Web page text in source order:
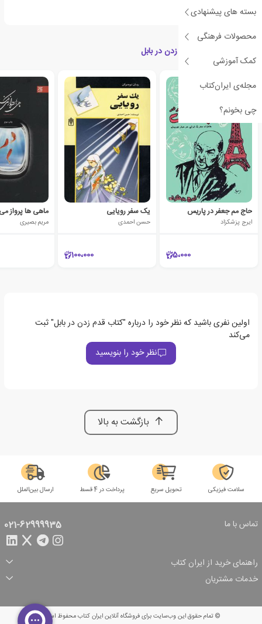
بسته های پیشنهادی
محصولات فرهنگی
کمک آموزشی
مجله‌ی ایران‌کتاب
چی بخونم؟
ادبیات ایران
کتاب های مرتبط با قدم زدن در بابل
حاج مم جعفر در پاریس
ایرج پزشکزاد
5،000
یک سفر رویایی
حسن احمدی
100،000
ماهی ها پرواز
مریم بصیری
اولین نفری باشید که نظر خود را درباره "کتاب قدم زدن در بابل" ثبت
می‌کند
نظر خود را بنویسید
بازگشت به بالا
سلامت فیزیکی تحویل سریع پرداخت در 4 قسط ارسال بین‌الملل
تماس با ما 021-62999935
راهنمای خرید از ایران کتاب
ثبت سفارش
شرایط ارسال سفارش
شیوه پرداخت
تخفیف‌های خرید
خدمات مشتریان
© تمام حقوق این وب‌سایت برای فروشگاه آنلاین ایران کتاب محفوظ است.